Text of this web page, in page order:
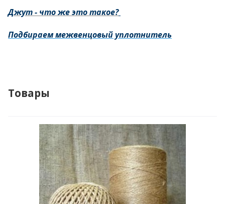
Джут - что же это такое?
Подбираем межвенцовый уплотнитель
Товары